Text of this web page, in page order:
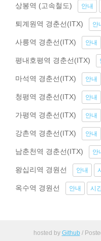
상봉역 (고속철도) 안내
퇴계원역 경춘선(ITX) 안
사릉역 경춘선(ITX) 안내
평내호평역 경춘선(ITX)
마석역 경춘선(ITX) 안내
청평역 경춘선(ITX) 안내
가평역 경춘선(ITX) 안내
강촌역 경춘선(ITX) 안내
남춘천역 경춘선(ITX) 안
왕십리역 경원선 안내
옥수역 경원선 안내 시
hosted by Github/